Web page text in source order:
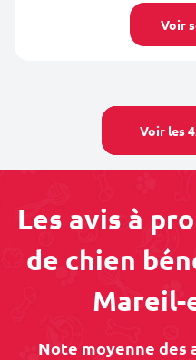
Voir
Voir les
Les avis à
de chien
Mareil-
Note moyenne des